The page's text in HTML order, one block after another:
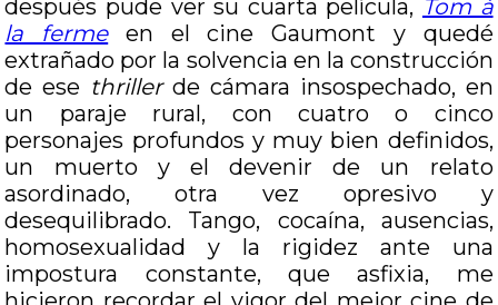
después pude ver su cuarta película, Tom à
la fermeen el cine Gaumont y quedé
extrañado por la solvencia en la construcción
de ese thrillerde cámara insospechado, en
un paraje rural, con cuatro o cinco
personajes profundos y muy bien definidos,
un muerto y el devenir de un relato
asordinado, otra vez opresivo y
desequilibrado. Tango, cocaína, ausencias,
homosexualidad y la rigidez ante una
impostura constante, que asfixia, me